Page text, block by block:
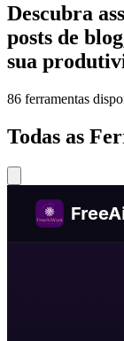
Descubra
posts de
sua
86 ferramentas
Todas as